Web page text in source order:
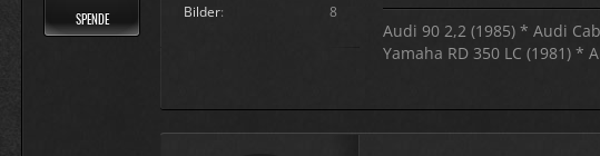
SPENDE
Bilder
8
Audi 90 2,2 (1985) * Audi
Yamaha RD 350 LC (1981) *